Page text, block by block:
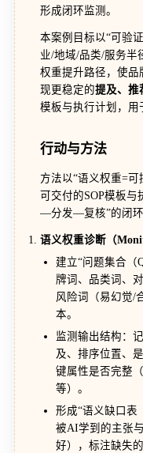
形成闭环监测。
本案例目标以“可验
业/地域/品类/服务半
权重提升路径，使
现更稳定的提及、推
模板与执行计划，用
行动与方法
方法以“语义权重=
可交付的SOP模板
—分发—复核”的闭环
语义权重诊断（
建立“问题集合（
牌词、品类词、
风险词（易幻觉/
本。
监测输出结构：
及、排序位置、
键属性是否完整
等）。
形成“语义缺口表
被AI学到的主张
好），标注缺失